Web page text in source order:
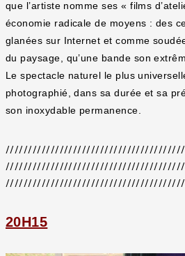
que l’artiste nomme ses « films
économie radicale de moyens : des
glanées sur Internet et comme
du paysage, qu’une bande son
Le spectacle naturel le plus
photographié, dans sa durée et sa
son inoxydable permanence.
20H15